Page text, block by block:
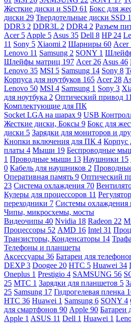
Жесткие диски и SSD 61 Бокс для
диски 29 Твердотельные диски SSD
DDR3 2 DDR3L 2 DDR4 2 Разъем
Acer 5 Apple 5 Asus 35 Dell 8 HP 24
11 Sony 5 Xiaomi 2 Шарниры 60 Acer
Lenovo 11 Samsung 2 SONY 1
Шлейфы матриц 197 Acer 26 Asus 46
Lenovo 35 MSI 5 Samsung 14 Sony 8
Корпуса для ноутбуков 165 Acer 28
Lenovo 50 MSI 4 Samsung 1 Sony 3
для ноутбука 2 Оптический привод 11
Комплектующие для ПК
Socket LGA на шарах 9 USB
Жесткие диски, Боксы 9 Бокс для
диски 5 Зарядки для мониторов и
Кнопки включения для ПК 4 Корпус
платы 4 Мыши 19 Беспроводные
1 Проводные мыши 13 Наушники 15
0 Кабель для наушников 2
Оперативная память 9 Оптический
23 Система охлаждения 70
Кулеры для процессоров 11
переходники 7 Системы охлаждения
Чипы, микросхемы, мосты
Видеочипы 40 Nvidia 18 Radeon 22
Процессоры 52 AMD 16 Intel 31
Транзисторы, Конденсаторы 14
Телефоны и планшеты
Аксессуары 36 Батареи для
DEXP3 Doogee 20 HTC 5 Huawei 34
Oneplus 1 Prestigio 4 SAMSUNG 56
25 МТС 1 Зарядки для планшетов 5
25 Samsung 17 Гидрогелевая пленка
HTC 36 Huawei 1 Samsung 6 SONY 4
для смартфонов 90 Apple 90 Батареи
Apple 1 ASUS 11 Dell 1 Huawei 1